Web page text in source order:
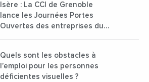
Isère : La CCI de Grenoble
lance les Journées Portes
Ouvertes des entreprises du
Quels sont les obstacles à
l’emploi pour les personnes
déficientes visuelles ?